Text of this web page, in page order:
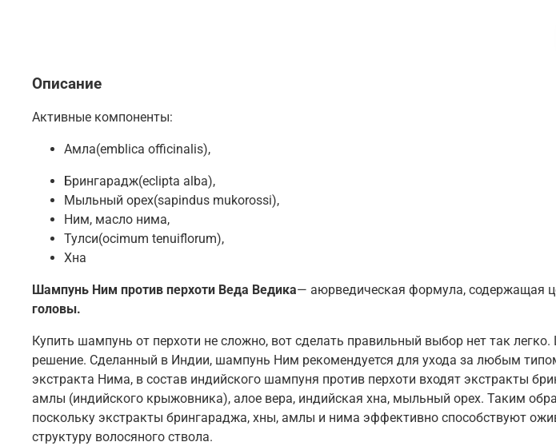
Описание
Активные компоненты:
Амла(emblica officinalis),
Брингарадж(eclipta alba),
Мыльный орех(sapindus mukorossi),
Ним, масло нима,
Тулси(ocimum tenuiflorum),
Хна
Шампунь Ним против перхоти Веда Ведика— аюрведическая формула, содержащая
головы.
Купить шампунь от перхоти не сложно, вот сделать правильный выбор нет так
решение. Сделанный в Индии, шампунь Ним рекомендуется для ухода за любым
экстракта Нима, в состав индийского шампуня против перхоти входят экстракты
амлы (индийского крыжовника), алое вера, индийская хна, мыльный орех. Таким
поскольку экстракты брингараджа, хны, амлы и нима эффективно способствуют
структуру волосяного ствола.